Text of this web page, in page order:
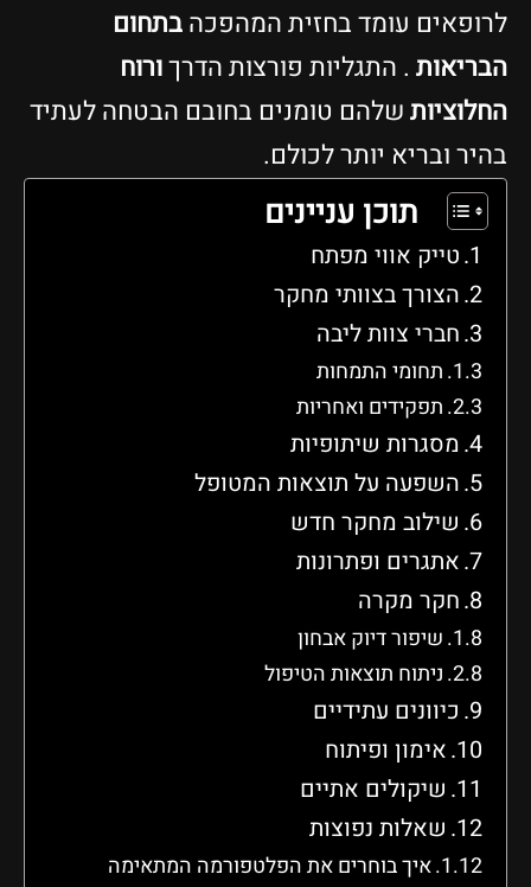
עומד בחזית המהפכהבתחום
. התגליות פורצות הדרךורוח
שלהם טומנים בחובם הבטחה לעתיד
ובריא יותר לכולם.
תוכן עניינים
טייק אווי מפתח
הצורך בצוותי מחקר
חברי צוות ליבה
תחומי התמחות
תפקידים ואחריות
מסגרות שיתופיות
השפעה על תוצאות המטופל
שילוב מחקר חדש
אתגרים ופתרונות
חקר מקרה
שיפור דיוק אבחון
ניתוח תוצאות הטיפול
כיוונים עתידיים
אימון ופיתוח
שיקולים אתיים
שאלות נפוצות
איך בוחרים את הפלטפורמה המתאימה